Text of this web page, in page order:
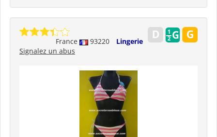
France 93220
Lingerie
Signalez un abus